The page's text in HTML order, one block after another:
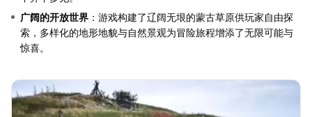
广阔的开放世界 ：游戏构建了辽阔无垠的蒙古草原供玩家自由探
索，多样化的地形地貌与自然景观为冒险旅程增添了无限可能与
惊喜。